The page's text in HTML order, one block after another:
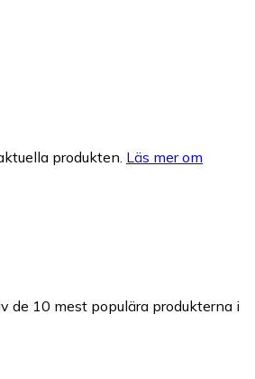
produkten. Läs mer om
de 10 mest populära produkterna i